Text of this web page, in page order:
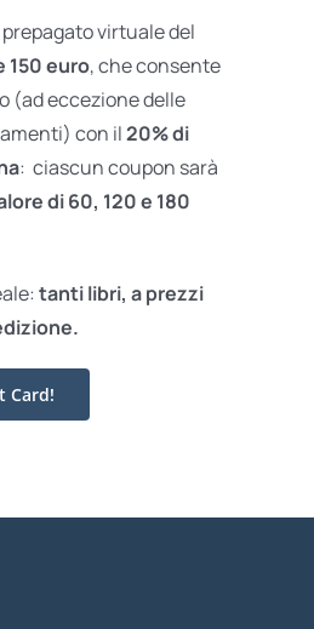
prepagato virtuale del
150 euro, che consente
(ad eccezione delle
con il20% di
: ciascun coupon sarà
di 60, 120 e 180
tanti libri, a prezzi
Card!